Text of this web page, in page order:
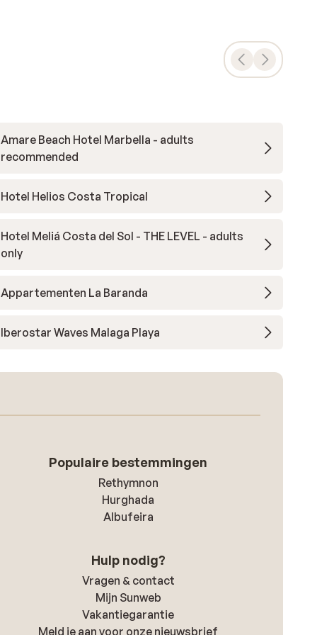
Amare Beach Hotel Marbella - adults
recommended
Hotel Helios Costa Tropical
Hotel Meliá Costa del Sol - THE LEVEL - adults
only
Appartementen La Baranda
Iberostar Waves Malaga Playa
Populaire bestemmingen
Rethymnon
Hurghada
Albufeira
Hulp nodig?
Vragen & contact
Mijn Sunweb
Vakantiegarantie
Meld je aan voor onze nieuwsbrief